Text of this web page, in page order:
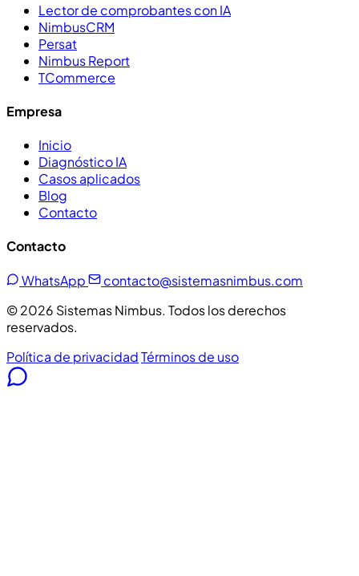
Lector de comprobantes con IA
NimbusCRM
Persat
Nimbus Report
TCommerce
Empresa
Inicio
Diagnóstico IA
Casos aplicados
Blog
Contacto
Contacto
WhatsApp
contacto@sistemasnimbus.com
© 2026 Sistemas Nimbus. Todos los derechos
reservados.
Política de privacidadTérminos de uso